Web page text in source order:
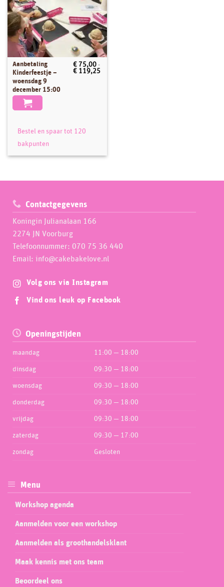
Aanbetaling
Kinderfeestje –
woensdag 9
december 15:00
€ 75,00 -
€ 119,25Prijsklasse:
Bestel en spaar tot 120
bakpunten
Dit
product
heeft
meerdere
variaties.
optie
kan
de
Contactgegevens
Koningin Julianalaan 166
2274 JN Voorburg
Telefoonnummer: 070 75 36 440
Email: info@cakebakelove.nl
Volg ons via Instagram
Vind ons leuk op Facebook
Openingstijden
maandag 11:00 — 18:00
dinsdag 09:30 — 18:00
woensdag 09:30 — 18:00
donderdag 09:30 — 18:00
vrijdag 09:30 — 18:00
zaterdag 09:30 — 17:00
zondag Gesloten
Menu
Workshop agenda
Aanmelden voor een workshop
Aanmelden als groothandelsklant
Maak kennis met ons team
Beoordeel ons